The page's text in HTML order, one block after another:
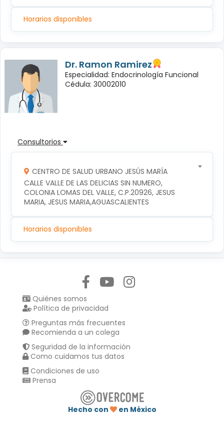
Horarios disponibles
Dr. Ramon Ramirez
Especialidad: Endocrinología Funcional
Cédula: 30002010
Consultorios
CENTRO DE SALUD URBANO JESÚS MARÍA
CALLE VALLE DE LAS DELICIAS SIN NUMERO,
COLONIA LOMAS DEL VALLE, C.P.20926, JESUS
MARIA, JESUS MARIA,AGUASCALIENTES
Horarios disponibles
Quiénes somos
Política de privacidad
Preguntas más frecuentes
Recomienda a un colega
Seguridad de la información
Como cuidamos tus datos
Condiciones de uso
Prensa
Hecho con
en México